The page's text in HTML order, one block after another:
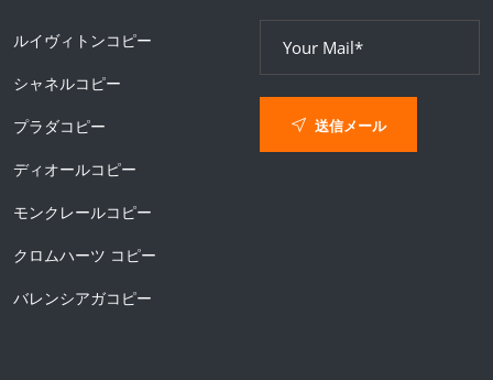
ルイヴィトンコピー
シャネルコピー
プラダコピー
ディオールコピー
モンクレールコピー
クロムハーツ コピー
バレンシアガコピー
送信メール